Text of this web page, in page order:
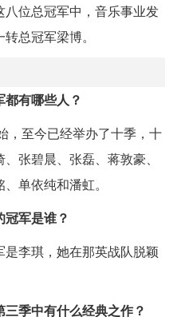
位总冠军中，音乐事业发
总冠军梁博。
有哪些人？
，至今已经举办了十季，十
张碧晨、张磊、蒋敦豪、
单依纯和潘虹。
军是谁？
李琪，她在那英战队脱颖
季中有什么经典之作？